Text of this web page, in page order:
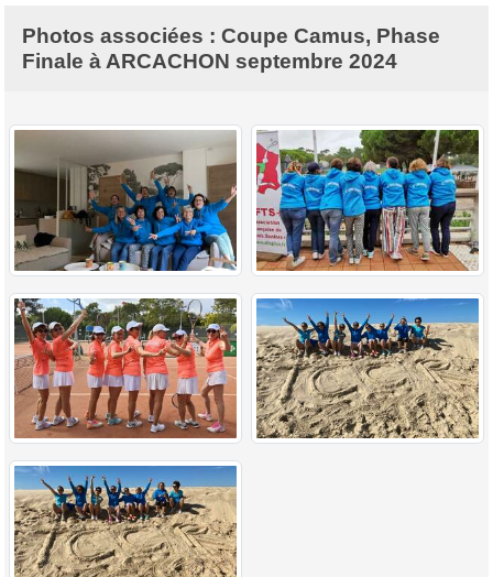
Photos associées : Coupe Camus, Phase
Finale à ARCACHON septembre 2024